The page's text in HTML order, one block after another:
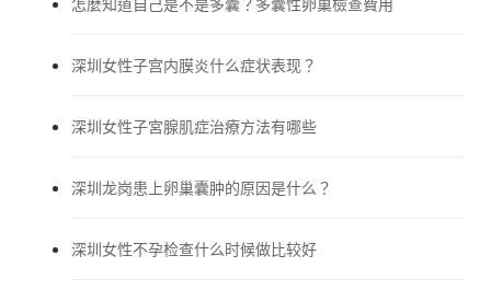
深圳女性子宫内膜炎什么症状表现？
深圳女性子宮腺肌症治療方法有哪些
深圳龙岗患上卵巢囊肿的原因是什么？
深圳女性不孕检查什么时候做比较好